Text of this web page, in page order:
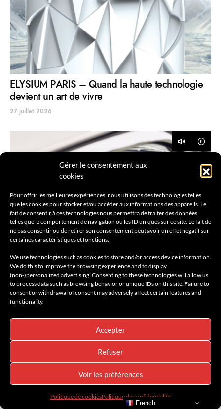
Gérer le consentement aux
cookies
Pour offrir les meilleures expériences, nous utilisons des technologies telles
que les cookies pour stocker et/ou accéder aux informations des appareils. Le
fait de consentir à ces technologies nous permettra de traiter des données
telles que le comportement de navigation ou les ID uniques sur ce site. Le fait de
ne pas consentir ou de retirer son consentement peut avoir un effet négatif sur
certaines caractéristiques et fonctions.
We use technologies such as cookies to store and/or access device information.
We do this to improve the browsing experience and to display
(non-)personalized advertising. Consenting to these technologies will allow us
to process data such as browsing behavior or unique IDs on this site. Failure to
consent or withdrawal of consent may adversely affect certain features and
functionality.
Accepter
Refuser
Voir les préférences
Politique de cookiesPolitique de confidentialité
ELYSIUM PARIS – Quand la haute technologie
devient un art de vivre
27 juillet 2026
LE TEMPS ET LA VITESSE, RÉUNIS : BREITLING
ET ASTON MARTIN PRÉSENTENT LA TOP TIME
23 juillet 2026
French